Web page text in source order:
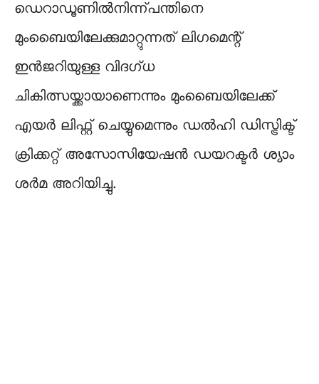
ഡെറാഡൂണിൽനിന്ന്പന്തിനെ
മുംബൈയിലേക്കുമാറ്റുന്നത് ലിഗമെന്റ്
ഇൻജറിയുള്ള വിദഗ്ധ
ചികിത്സയ്ക്കായാണെന്നും മുംബൈയിലേക്ക്
എയർ ലിഫ്റ്റ് ചെയ്യുമെന്നും ഡൽഹി ഡിസ്ട്രിക്ട്
ക്രിക്കറ്റ് അസോസിയേഷൻ ഡയറക്ടർ ശ്യാം
ശർമ അറിയിച്ചു.